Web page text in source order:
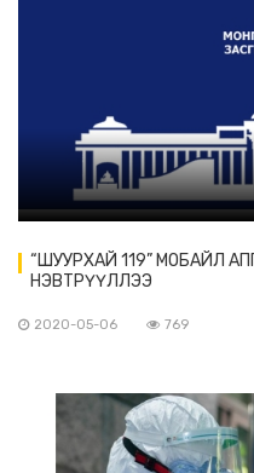
“ШУУРХАЙ 119” МОБАЙЛ
НЭВТРҮҮЛЛЭЭ
2020-05-06 769